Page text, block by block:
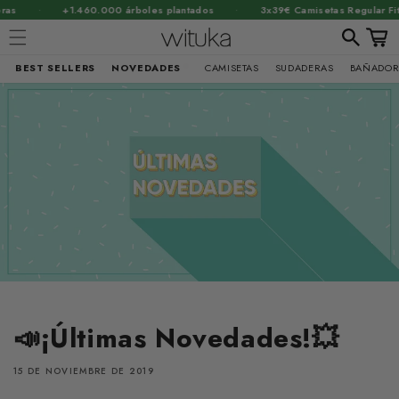
Ir
directamente
al contenido
· +1.460.000 árboles plantados · 3x39€ Camisetas Regular Fit ·
BEST SELLERS NOVEDADES CAMISETAS SUDADERAS
📣¡Últimas Novedades!💥
15 DE NOVIEMBRE DE 2019